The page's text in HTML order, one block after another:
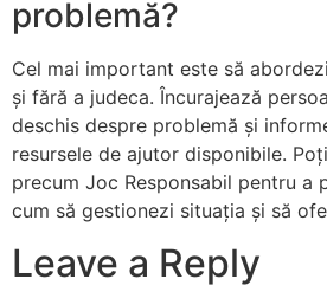
problemă?
Cel mai important este să
și fără a judeca. Încurajează
deschis despre problemă și
resursele de ajutor disponibile.
precum Joc Responsabil pentru a
cum să gestionezi situația și să
Leave a Reply